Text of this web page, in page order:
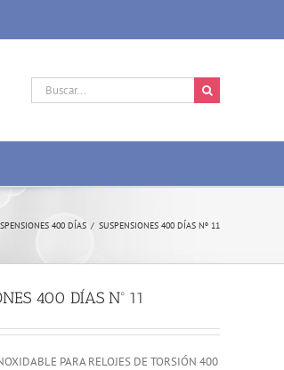
Buscar:
400 DÍAS / SUSPENSIONES 400 DÍAS Nº 11
400 DÍAS Nº 11
PARA RELOJES DE TORSIÓN 400